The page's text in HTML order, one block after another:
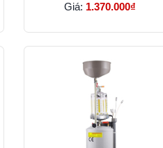
Giá: 1.370.000₫